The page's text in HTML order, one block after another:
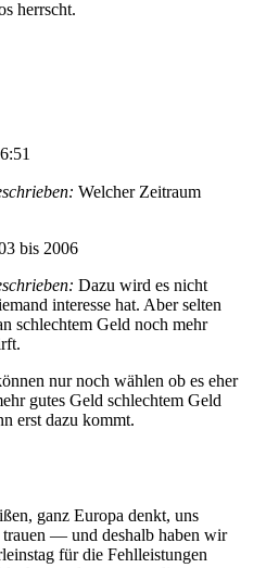
herrscht.
Welcher Zeitraum
bis 2006
Dazu wird es nicht
interesse hat. Aber selten
schlechtem Geld noch mehr
nur noch wählen ob es eher
gutes Geld schlechtem Geld
erst dazu kommt.
ganz Europa denkt, uns
trauen — und deshalb haben wir
für die Fehlleistungen